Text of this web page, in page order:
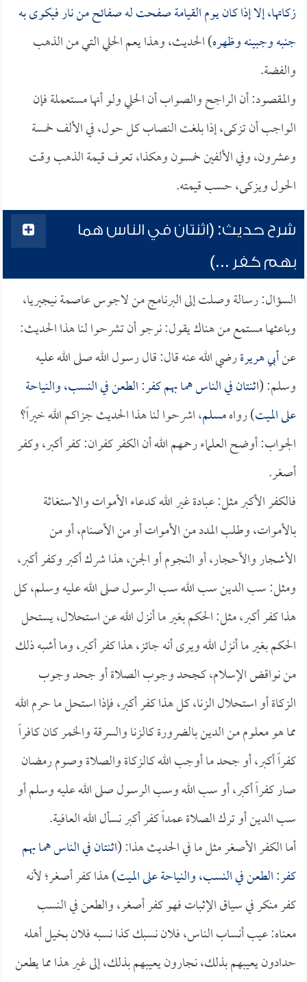
زكاتها، إلا إذا كان يوم القيامة صفحت له صفائح من نار فيكوى به
جنبه وجبينه وظهره) الحديث، وهذا يعم الحلي التي من الذهب
والفضة.
والمقصود: أن الراجح والصواب أن الحلي ولو أنها مستعملة فإن
الواجب أن تزكى، إذا بلغت النصاب كل حول، في الألف خمسة
وعشرون، وفي الألفين خمسون وهكذا، تعرف قيمة الذهب وقت
الحول ويزكى، حسب قيمته.
شرح حديث: (اثنتان في الناس هما
بهم كفر ...)
السؤال: رسالة وصلت إلى البرنامج من لاجوس عاصمة نيجيريا،
وباعثها مستمع من هناك يقول: نرجو أن تشرحوا لنا هذا الحديث:
عنأبي هريرةرضي الله عنه قال: قال رسول الله صلى الله عليه
وسلم: (اثنتان في الناس هما بهم كفر: الطعن في النسب، والنياحة
على الميت) رواهمسلم، اشرحوا لنا هذا الحديث جزاكم الله خيراً؟
الجواب: أوضح العلماء رحمهم الله أن الكفر كفران: كفر أكبر، وكفر
أصغر.
فالكفر الأكبر مثل: عبادة غير الله كدعاء الأموات والاستغاثة
بالأموات، وطلب المدد من الأموات أو من الأصنام، أو من
الأشجار والأحجار، أو النجوم أو الجن، هذا شرك أكبر وكفر أكبر،
ومثل: سب الدين سب الله سب الرسول صلى الله عليه وسلم، كل
هذا كفر أكبر، مثل: الحكم بغير ما أنزل الله عن استحلال، يستحل
الحكم بغير ما أنزل الله ويرى أنه جائز، هذا كفر أكبر، وما أشبه ذلك
من نواقض الإسلام، كجحد وجوب الصلاة أو جحد وجوب
الزكاة أو استحلال الزنا، كل هذا كفر أكبر، فإذا استحل ما حرم الله
مما هو معلوم من الدين بالضرورة كالزنا والسرقة والخمر كان كافراً
كفراً أكبر، أو جحد ما أوجب الله كالزكاة والصلاة وصوم رمضان
صار كفراً أكبر، أو سب الله وسب الرسول صلى الله عليه وسلم أو
سب الدين أو ترك الصلاة عمداً كفر أكبر نسأل الله العافية.
أما الكفر الأصغر مثل ما في الحديث هذا: (اثنتان في الناس هما بهم
كفر: الطعن في النسب، والنياحة على الميت) هذا كفر أصغر؛ لأنه
كفر منكر في سياق الإثبات فهو كفر أصغر، والطعن في النسب
معناه: عيب أنساب الناس، فلان نسبك كذا نسبه فلان بخيل أهله
حدادون يعيبهم بذلك، نجارون يعيبهم بذلك، إلى غير هذا مما يطعن